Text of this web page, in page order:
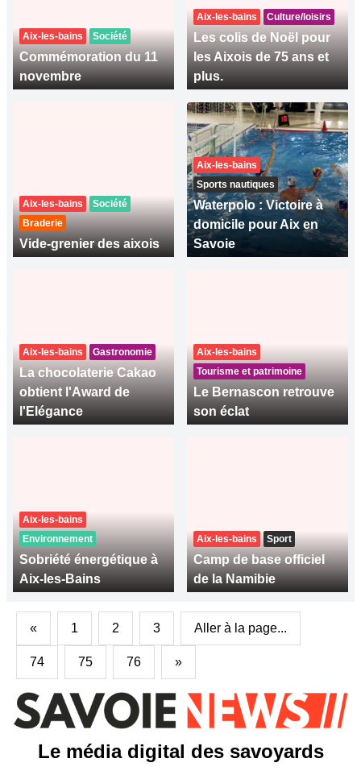
Aix-les-bains Société
Commémoration du 11
novembre
Aix-les-bains Culture/loisirs
Les colis de Noël pour
les Aixois de 75 ans et
plus.
Aix-les-bains
Société
Braderie
Vide-grenier des aixois
Aix-les-bains
Sports nautiques
Waterpolo : Victoire à
domicile pour Aix en
Savoie
Aix-les-bains Gastronomie
La chocolaterie Cakao
obtient l'Award de
l'Elégance
Aix-les-bains
Tourisme et patrimoine
Le Bernascon retrouve
son éclat
Aix-les-bains
Environnement
Sobriété énergétique à
Aix-les-Bains
Aix-les-bains Sport
Camp de base officiel
de la Namibie
« 1 2 3 Aller à la page...
74 75 76 »
Le média digital des savoyards